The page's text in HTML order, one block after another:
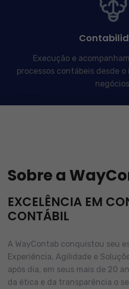
Execução e
processos contábeis desde
Sobre a
EXCELÊNCIA EM
CONTÁBIL
A WayContab conquistou seu
Experiência, Agilidade e
após dia, em seus mais de 20
da ética e da transparência o